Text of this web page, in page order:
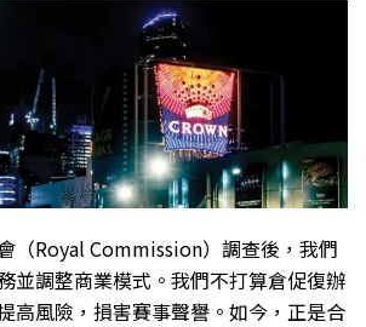
（Royal Commission）調查後，我們
並調整商業模式。我們不打算倉促復辦
高風險，損害賽事聲譽。如今，正是合